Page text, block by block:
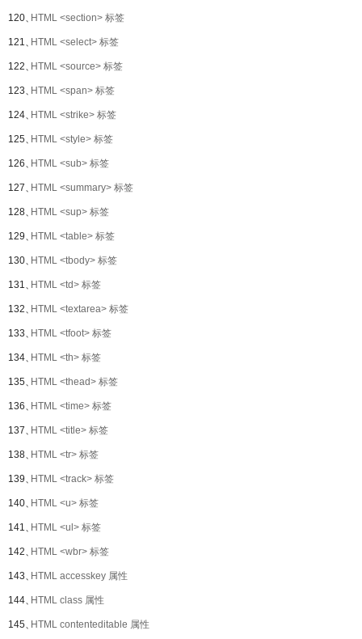
120、HTML <section> 标签
121、HTML <select> 标签
122、HTML <source> 标签
123、HTML <span> 标签
124、HTML <strike> 标签
125、HTML <style> 标签
126、HTML <sub> 标签
127、HTML <summary> 标签
128、HTML <sup> 标签
129、HTML <table> 标签
130、HTML <tbody> 标签
131、HTML <td> 标签
132、HTML <textarea> 标签
133、HTML <tfoot> 标签
134、HTML <th> 标签
135、HTML <thead> 标签
136、HTML <time> 标签
137、HTML <title> 标签
138、HTML <tr> 标签
139、HTML <track> 标签
140、HTML <u> 标签
141、HTML <ul> 标签
142、HTML <wbr> 标签
143、HTML accesskey 属性
144、HTML class 属性
145、HTML contenteditable 属性